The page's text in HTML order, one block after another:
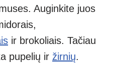
Auginkite juos
ir brokoliais. Tačiau
pupelių ir žirnių.